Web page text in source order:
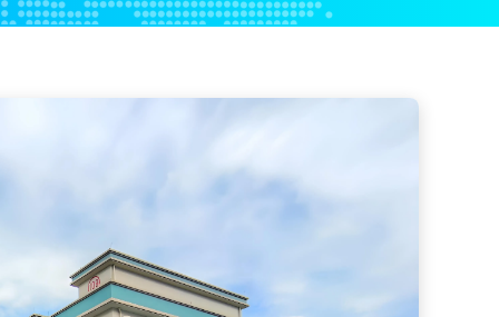
GMT739 ফিট ডিয়ার মাওয়ার
G337370 ফিট জ্যাকবসেন ই-প্লেক্স
ক্যাপ GMT6233 অংশ